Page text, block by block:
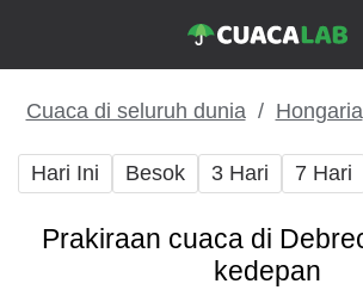
Cuaca di seluruh dunia Hongaria
Hari Ini Besok 3 Hari 7 Hari
Prakiraan cuaca di
kedepan